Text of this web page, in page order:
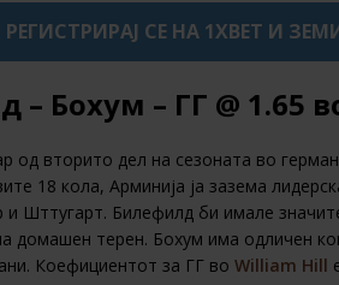
РЕГИСТРИРАЈ СЕ НА 1XBET И
– Бохум – ГГ @ 1.65
од вторито дел на сезоната во
18 кола, Арминија ја зазема
и Шттугарт. Билефилд би имале
домашен терен. Бохум има одличен
Коефициентот за ГГ во William Hill